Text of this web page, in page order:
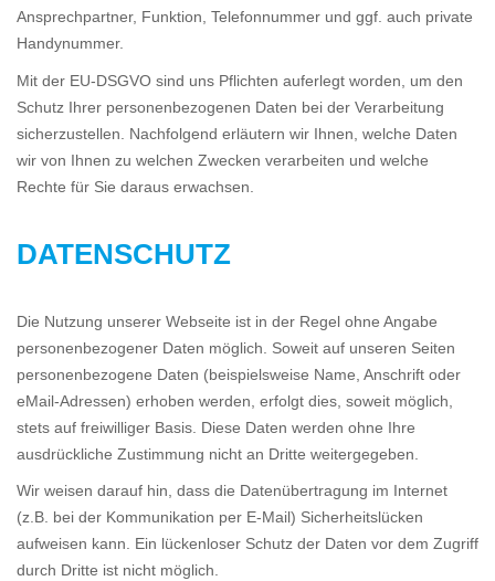
Ansprechpartner, Funktion, Telefonnummer und ggf. auch private
Handynummer.
Mit der EU-DSGVO sind uns Pflichten auferlegt worden, um den
Schutz Ihrer personenbezogenen Daten bei der Verarbeitung
sicherzustellen. Nachfolgend erläutern wir Ihnen, welche Daten
wir von Ihnen zu welchen Zwecken verarbeiten und welche
Rechte für Sie daraus erwachsen.
DATENSCHUTZ
Die Nutzung unserer Webseite ist in der Regel ohne Angabe
personenbezogener Daten möglich. Soweit auf unseren Seiten
personenbezogene Daten (beispielsweise Name, Anschrift oder
eMail-Adressen) erhoben werden, erfolgt dies, soweit möglich,
stets auf freiwilliger Basis. Diese Daten werden ohne Ihre
ausdrückliche Zustimmung nicht an Dritte weitergegeben.
Wir weisen darauf hin, dass die Datenübertragung im Internet
(z.B. bei der Kommunikation per E-Mail) Sicherheitslücken
aufweisen kann. Ein lückenloser Schutz der Daten vor dem Zugriff
durch Dritte ist nicht möglich.